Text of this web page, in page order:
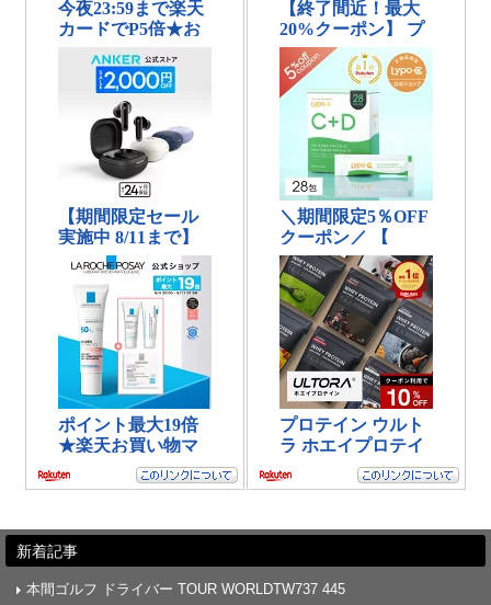
新着記事
本間ゴルフ ドライバー TOUR WORLDTW737 445